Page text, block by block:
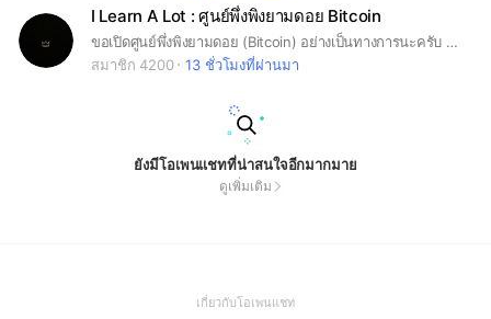
I Learn A Lot : ศูนย์พึ่งพิงยามดอย Bitcoin
ขอเปิดศูนย์พึ่งพิงยามดอย (Bitcoin) อย่างเป็นทางการนะครับ 🎆🎉🎊 🎯 จุดประสงค์กลุ่มคือ 1. ใครมีคำถามหรือปัญหาอะไรที่สงสัยเกี่ยวโลกของ Cyrptocurrency และ Bitcoin สามารถที่จะมาถามคนในกลุ่มได้นะครับช่วยๆกันตอบ . 2. เป็นพื้นที่ระบายสำหรับคนที่มีปัญหาด้านการลงทุนนะครับ ใครที่อยากระบายและหาทางแก้ไขจากคนในกลุ่มก็เชิญในนี้เลยครับ (แต่ถ้าใครอายก็ inbox ตรงที่เพจได้) . 3. พื้นที่แชร์ความรู้ด้านการลงทุนนะครับ ไม่ต้องจำกัดว่าจะต้องเป็นความรู้จากช่องผมนะครับ ใครมีข้อมูลดีๆ หรือใครทำค้อนเท้นแล้วคิดว่ามีแระโยชน์กับกลุ่มก็สามารถแชร์ได้เลยครับ . 4.กลุ่มนี้ไม่ใช่กลุ่มบอก Signal สัญญานซื้อ สัญญานขายดังนั้นใครถ้าว่าซื้อได้ยังขายได้ยัง ผมไม่ตอบนะครับ 🎯 กฎในกลุ่ม 1. ห้ามพูดเรื่องการเมือง สถาบันต่างๆ ภายในกลุ่ม พบเห็นครั้ง 1 จะเตือน ครั้งที่ 2 จะแบนโดยไม่แจ้งล่วงหน้า 2. ห้ามทะเลาะกัน หรือพูดจาหยาบคลายภายในกลุ่ม พบเห็นจะเตือนในครั้งแรก ครั้งที่ 2 แบนเช่นกัน 3. ห้ามส่งลิ๊งที่เกี่ยวกับการชักชวนให้ลงทุน การพนันต่างๆ เจอปุ๊บแบนทันที 4. ห้ามส่งลิ๊ง Ref. ทุกประเภทภายในกลุ่ม เพราะคุณกำลังเอาเปรียบในช่องทาง
สมาชิก 4200
13 ชั่วโมงที่ผ่านมา
ยังมีโอเพนแชทที่น่าสนใจอีกมากมาย
ดูเพิ่มเติม
เกี่ยวกับโอเพนแชท(Open